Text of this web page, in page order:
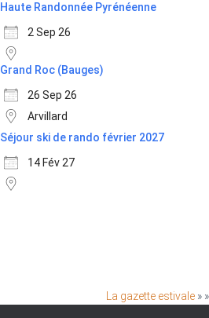
Haute Randonnée Pyrénéenne
2 Sep 26
Grand Roc (Bauges)
26 Sep 26
Arvillard
Séjour ski de rando février 2027
14 Fév 27
La gazette estivale » »